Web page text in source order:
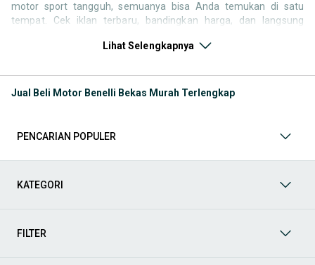
motor sport tangguh, semuanya bisa Anda temukan di satu
tempat. Cek iklan terbaru, bandingkan harga, dan langsung
motor bekas, jangan lewatkan juga kategori pendukung lainnya
atau bekas
Mulai dari box motor, windshield, jok custom, spion, hingga
sekadar menambah kenyamanan berkendara.
cross, dalam kondisi baru maupun bekas layak pakai.
Lihat Selengkapnya
Jual Beli Motor Benelli Bekas Murah Terlengkap
PENCARIAN POPULER
KATEGORI
FILTER